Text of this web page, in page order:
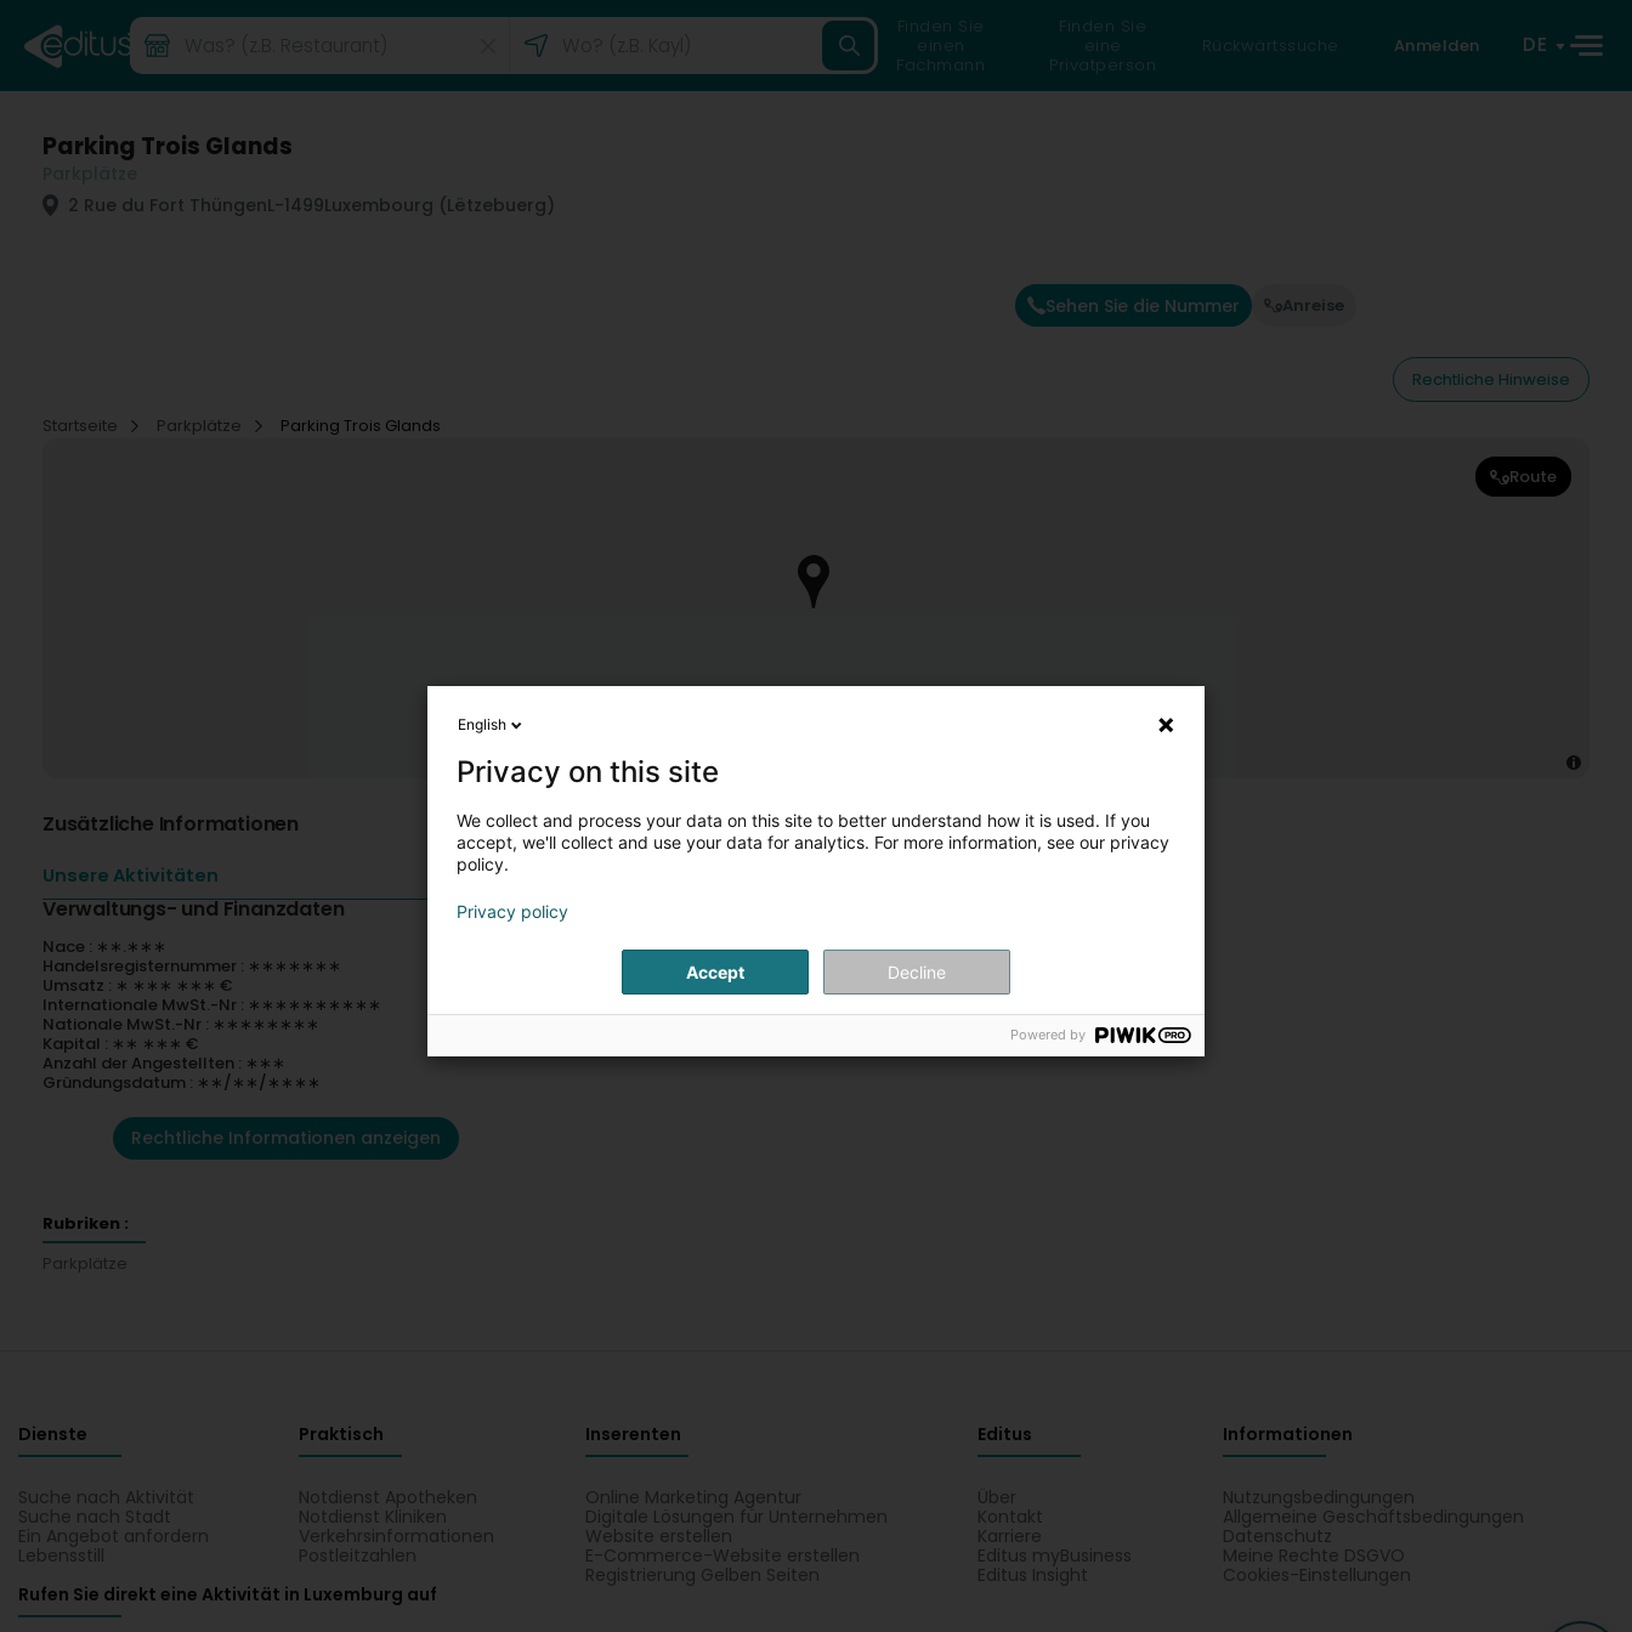
Finden Sie
einen
Fachmann
Finden Sie
eine
Privatperson
Rückwärtssuche Anmelden DE
Parking Trois Glands
2 Rue du Fort ThüngenL-1499Luxembourg (Lëtzebuerg)
Sehen Sie die Nummer Anreise
Rechtliche Hinweise
Startseite
Parkplätze Parking Trois Glands
Route
Zusätzliche Informationen
Unsere Aktivitäten
Verwaltungs- und Finanzdaten
Nace : ∗∗.∗∗∗
Handelsregisternummer : ∗∗∗∗∗∗∗
Umsatz : ∗ ∗∗∗ ∗∗∗ €
Internationale MwSt.-Nr : ∗∗∗∗∗∗∗∗∗∗
Nationale MwSt.-Nr : ∗∗∗∗∗∗∗∗
Kapital : ∗∗ ∗∗∗ €
Anzahl der Angestellten : ∗∗∗
Gründungsdatum : ∗∗/∗∗/∗∗∗∗
Rechtliche Informationen anzeigen
Rubriken :
Parkplätze
Dienste
Suche nach Aktivität
Suche nach Stadt
Ein Angebot anfordern
Lebensstill
Praktisch
Notdienst Apotheken
Notdienst Kliniken
Verkehrsinformationen
Postleitzahlen
Inserenten
Online Marketing Agentur
Digitale Lösungen für Unternehmen
Website erstellen
E-Commerce-Website erstellen
Registrierung Gelben Seiten
Editus
Über
Kontakt
Karriere
Editus myBusiness
Editus Insight
Informationen
Nutzungsbedingungen
Allgemeine Geschäftsbedingungen
Datenschutz
Meine Rechte DSGVO
Cookies-Einstellungen
Rufen Sie direkt eine Aktivität in Luxemburg auf
English
Privacy on this site
We collect and process your data on this site to better understand how it is used. If you
accept, we'll collect and use your data for analytics. For more information, see our privacy
policy.
Privacy policy
Accept Decline
Powered by